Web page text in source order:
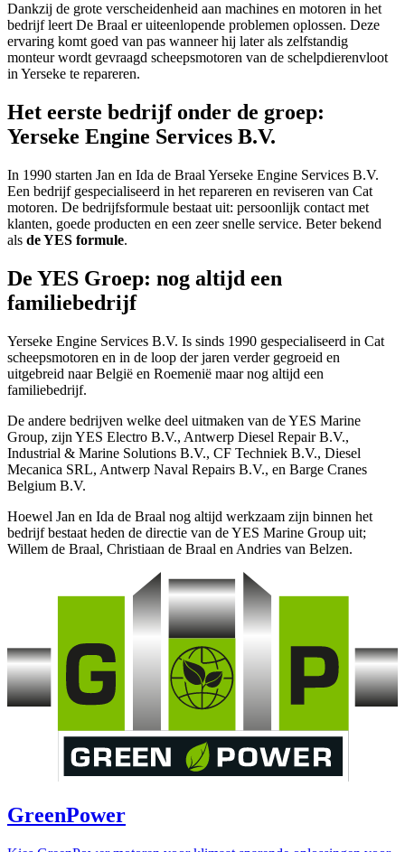
Dankzij de grote verscheidenheid aan machines en motoren in het
bedrijf leert De Braal er uiteenlopende problemen oplossen. Deze
ervaring komt goed van pas wanneer hij later als zelfstandig
monteur wordt gevraagd scheepsmotoren van de schelpdierenvloot
in Yerseke te repareren.
Het eerste bedrijf onder de groep:
Yerseke Engine Services B.V.
In 1990 starten Jan en Ida de Braal Yerseke Engine Services B.V.
Een bedrijf gespecialiseerd in het repareren en reviseren van Cat
motoren. De bedrijfsformule bestaat uit: persoonlijk contact met
klanten, goede producten en een zeer snelle service. Beter bekend
als de YES formule.
De YES Groep: nog altijd een
familiebedrijf
Yerseke Engine Services B.V. Is sinds 1990 gespecialiseerd in Cat
scheepsmotoren en in de loop der jaren verder gegroeid en
uitgebreid naar België en Roemenië maar nog altijd een
familiebedrijf.
De andere bedrijven welke deel uitmaken van de YES Marine
Group, zijn YES Electro B.V., Antwerp Diesel Repair B.V.,
Industrial & Marine Solutions B.V., CF Techniek B.V., Diesel
Mecanica SRL, Antwerp Naval Repairs B.V., en Barge Cranes
Belgium B.V.
Hoewel Jan en Ida de Braal nog altijd werkzaam zijn binnen het
bedrijf bestaat heden de directie van de YES Marine Group uit;
Willem de Braal, Christiaan de Braal en Andries van Belzen.
GreenPower